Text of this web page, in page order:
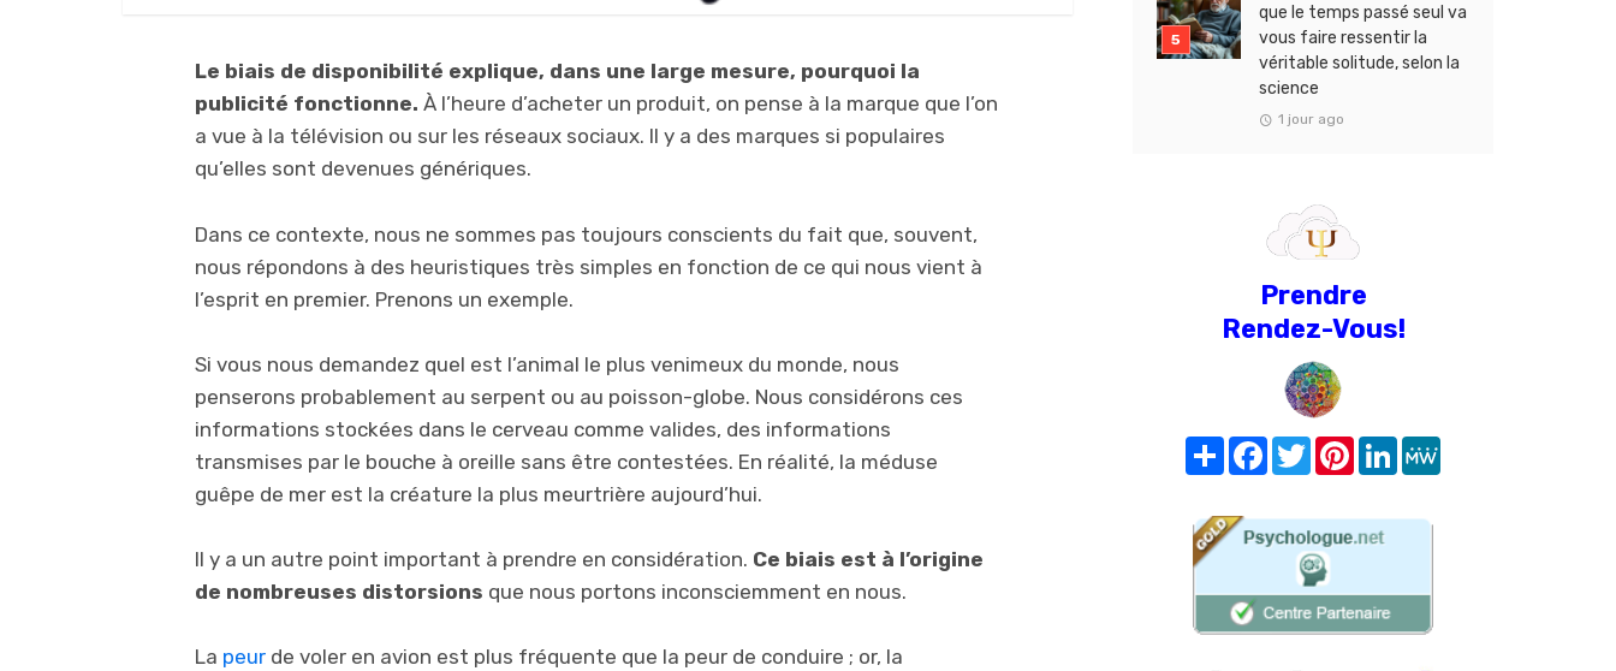
Le biais de disponibilité explique, dans une large mesure, pourquoi la
publicité fonctionne. À l’heure d’acheter un produit, on pense à la marque que l’on
a vue à la télévision ou sur les réseaux sociaux. Il y a des marques si populaires
qu’elles sont devenues génériques.
Dans ce contexte, nous ne sommes pas toujours conscients du fait que, souvent,
nous répondons à des heuristiques très simples en fonction de ce qui nous vient à
l’esprit en premier. Prenons un exemple.
Si vous nous demandez quel est l’animal le plus venimeux du monde, nous
penserons probablement au serpent ou au poisson-globe. Nous considérons ces
informations stockées dans le cerveau comme valides, des informations
transmises par le bouche à oreille sans être contestées. En réalité, la méduse
guêpe de mer est la créature la plus meurtrière aujourd’hui.
Il y a un autre point important à prendre en considération. Ce biais est à l’origine
de nombreuses distorsions que nous portons inconsciemment en nous.
La peur de voler en avion est plus fréquente que la peur de conduire ; or, la
que le temps passé seul va
vous faire ressentir la
véritable solitude, selon la
science
1 jour ago
Prendre
Rendez-Vous!
Share FacebookTwitterPinterest
LinkedIn